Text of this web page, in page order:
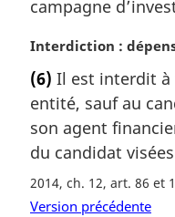
g
n
a
e
:
campagne
N
t
e
m
a
g
i
Interdiction :
(6) Il est interdit à
entité, sauf au
son agent
du candidat
2014, ch. 12, art. 86 et
Version précédente